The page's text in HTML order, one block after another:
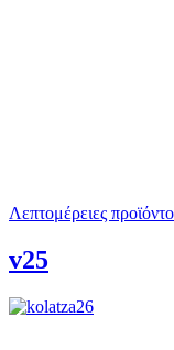
Λεπτομέρειες
v25